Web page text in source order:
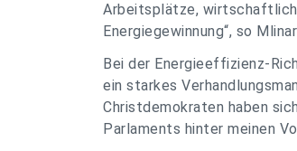
Arbeitsplätze,
Energiegewinnung“, so
Bei der Energieeffizienz-
ein starkes
Christdemokraten haben
Parlaments hinter meinen